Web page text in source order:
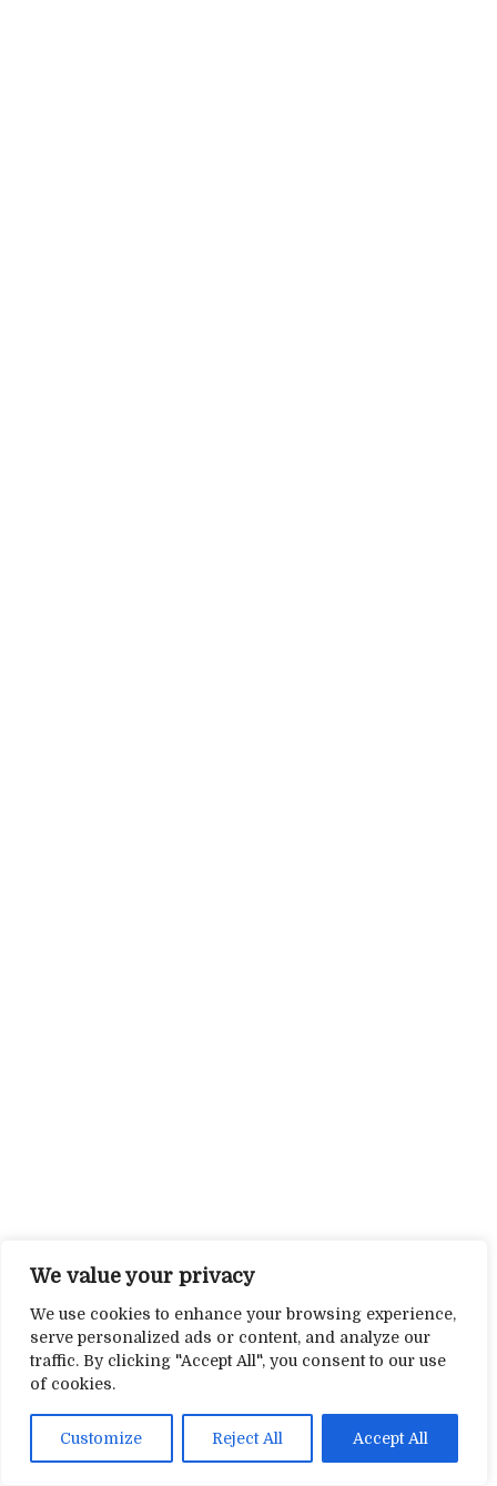
We value your privacy
We use cookies to enhance your browsing experience,
serve personalized ads or content, and analyze our
traffic. By clicking "Accept All", you consent to our use
of cookies.
Customize Reject All Accept All